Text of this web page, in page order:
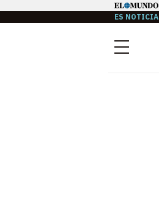
ES NOTICIA
Menú